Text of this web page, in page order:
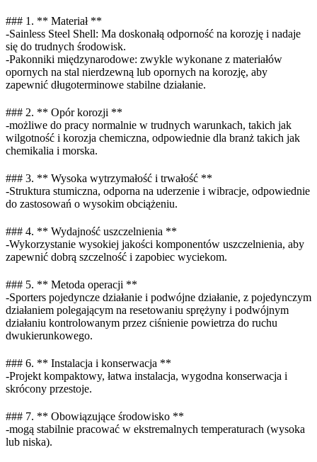
### 1. ** Materiał **
-Sainless Steel Shell: Ma doskonałą odporność na korozję i nadaje
się do trudnych środowisk.
-Pakonniki międzynarodowe: zwykle wykonane z materiałów
opornych na stal nierdzewną lub opornych na korozję, aby
zapewnić długoterminowe stabilne działanie.
### 2. ** Opór korozji **
-możliwe do pracy normalnie w trudnych warunkach, takich jak
wilgotność i korozja chemiczna, odpowiednie dla branż takich jak
chemikalia i morska.
### 3. ** Wysoka wytrzymałość i trwałość **
-Struktura stumiczna, odporna na uderzenie i wibracje, odpowiednie
do zastosowań o wysokim obciążeniu.
### 4. ** Wydajność uszczelnienia **
-Wykorzystanie wysokiej jakości komponentów uszczelnienia, aby
zapewnić dobrą szczelność i zapobiec wyciekom.
### 5. ** Metoda operacji **
-Sporters pojedyncze działanie i podwójne działanie, z pojedynczym
działaniem polegającym na resetowaniu sprężyny i podwójnym
działaniu kontrolowanym przez ciśnienie powietrza do ruchu
dwukierunkowego.
### 6. ** Instalacja i konserwacja **
-Projekt kompaktowy, łatwa instalacja, wygodna konserwacja i
skrócony przestoje.
### 7. ** Obowiązujące środowisko **
-mogą stabilnie pracować w ekstremalnych temperaturach (wysoka
lub niska).